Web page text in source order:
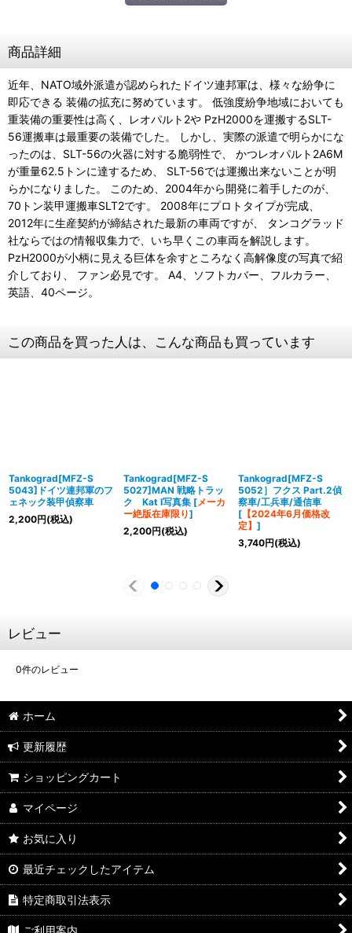
商品詳細
近年、NATO域外派遣が認められたドイツ連邦軍は、様々な紛争に
即応できる 装備の拡充に努めています。 低強度紛争地域においても
重装備の重要性は高く、レオパルト2や PzH2000を運搬するSLT-
56運搬車は最重要の装備でした。 しかし、実際の派遣で明らかにな
ったのは、SLT-56の火器に対する脆弱性で、 かつレオパルト2A6M
が重量62.5トンに達するため、 SLT-56では運搬出来ないことが明
らかになりました。 このため、2004年から開発に着手したのが、
70トン装甲運搬車SLT2です。 2008年にプロトタイプが完成、
2012年に生産契約が締結された最新の車両ですが、 タンコグラッド
社ならではの情報収集力で、いち早くこの車両を解説します。
PzH2000が小柄に見える巨体を余すところなく高解像度の写真で紹
介しており、 ファン必見です。 A4、ソフトカバー、フルカラー、
英語、40ページ。
この商品を買った人は、こんな商品も買っています
Tankograd[MFZ-S
5043]ドイツ連邦軍のフ
ェネック装甲偵察車
2,200円(税込)
Tankograd[MFZ-S
5027]MAN 戦略トラッ
ク Kat I写真集 [メーカ
ー絶版在庫限り]
2,200円(税込)
Tankograd[MFZ-S
5052］フクス Part.2偵
察車/工兵車/通信車
[ 【2024年6月価格改
定】 ]
3,740円(税込)
レビュー
0件のレビュー
ホーム
更新履歴
ショッピングカート
マイページ
お気に入り
最近チェックしたアイテム
特定商取引法表示